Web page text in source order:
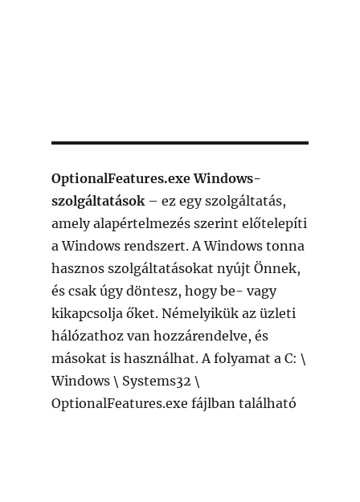
OptionalFeatures.exe Windows-
szolgáltatások – ez egy szolgáltatás,
amely alapértelmezés szerint előtelepíti
a Windows rendszert. A Windows tonna
hasznos szolgáltatásokat nyújt Önnek,
és csak úgy döntesz, hogy be- vagy
kikapcsolja őket. Némelyikük az üzleti
hálózathoz van hozzárendelve, és
másokat is használhat. A folyamat a C: \
Windows \ Systems32 \
OptionalFeatures.exe fájlban található